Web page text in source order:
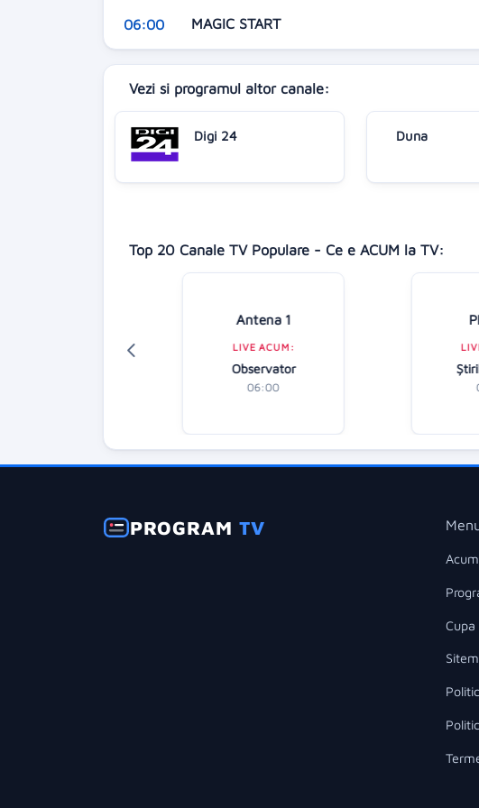
06:00 MAGIC START
Vezi si programul altor canale:
Digi 24 Duna
Top 20 Canale TV Populare - Ce e ACUM la TV:
Antena 1
LIVE ACUM:
Observator
06:00
PROGRAMTV